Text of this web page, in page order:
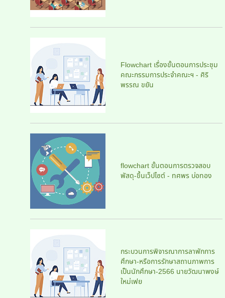
Flowchart เรื่องขั้นตอนการประชุม
คณะกรรมการประจำคณะฯ - ศิริ
พรรณ ขยัน
flowchart ขั้นตอนการตรวจสอบ
พัสดุ-ขึ้นเว็ปไซต์ - ทศพร บ่อทอง
กระบวนการพิจารณาการลาพักการ
ศึกษา-หรือการรักษาสถานภาพการ
เป็นนักศึกษา-2566 นายวัฒนาพงษ์
ใหม่เฟย